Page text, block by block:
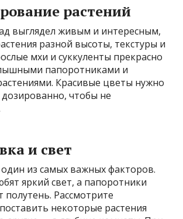
растений
выглядел живым и интересным,
разной высоты, текстуры и
мхи и суккуленты прекрасно
папоротниками и
Красивые цветы нужно
чтобы не
и свет
из самых важных факторов.
яркий свет, а папоротники
Рассмотрите
некоторые растения